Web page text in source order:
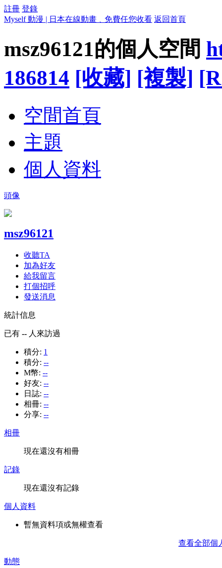
註冊 登錄
Myself 動漫 | 日本在線動畫﹑免費任您收看 返回首頁
msz96121的個人空間
186814 [收藏] [複製]
空間首頁
主題
個人資料
頭像
msz96121
收聽TA
加為好友
給我留言
打個招呼
發送消息
統計信息
已有 -- 人來訪過
積分: 1
積分: --
M幣: --
好友: --
日誌: --
相冊: --
分享: --
相冊
現在還沒有相冊
記錄
現在還沒有記錄
個人資料
暫無資料項或無權查看
查看全部個
動態